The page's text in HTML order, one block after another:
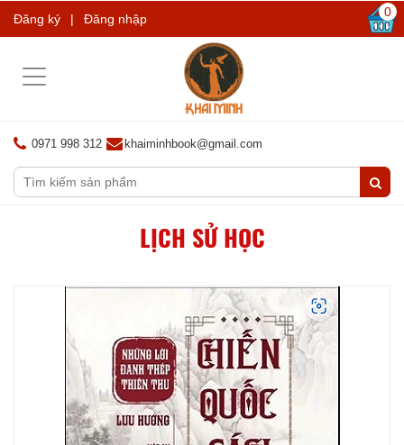
Đăng ký | Đăng nhập 0
Toggle
0971 998 312 khaiminhbook@gmail.com
LỊCH SỬ HỌC